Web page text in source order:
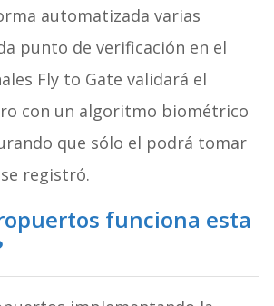
automatizada varias
punto de verificación en el
Fly to Gate validará el
con un algoritmo biométrico
que sólo el podrá tomar
registró.
funciona esta